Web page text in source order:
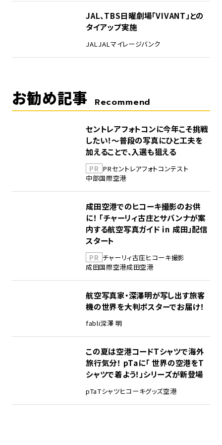
JAL、TBS日曜劇場「VIVANT」との
タイアップ実施
JALJALマイレージバンク
お勧め記事 Recommend
セントレアフォトコンに今年こそ挑戦
したい！～普段の写真にひと工夫を
加えることで、入選も狙える
PR PRセントレアフォトコンテスト
中部国際空港
成田空港でのヒコーキ撮影のお供
に！ 「チャーリィ古庄とサバンナが案
内する航空写真ガイド in 成田」配信
スタート
PR チャーリィ古庄ヒコーキ撮影
成田国際空港成田空港
航空写真家・深澤明が写し出す旅客
機の世界を大判ポスターでお届け！
fabli深澤 明
この夏は空港コードTシャツで海外
旅行気分！ pTaに「 世界の空港をT
シャツで着よう！」シリーズが新登場
pTaTシャツヒコーキグッズ空港